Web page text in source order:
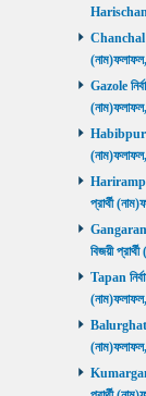
Chanchal
Gazole
Habibpur
প্রার্থী
বিজয়ী
Tapan
Balurghat
Kumarganj